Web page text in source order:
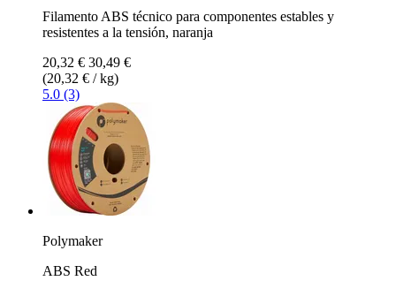
Filamento ABS técnico para componentes estables y
resistentes a la tensión, naranja
20,32 € 30,49 €
(20,32 € / kg)
5.0 (3)
Polymaker
ABS Red